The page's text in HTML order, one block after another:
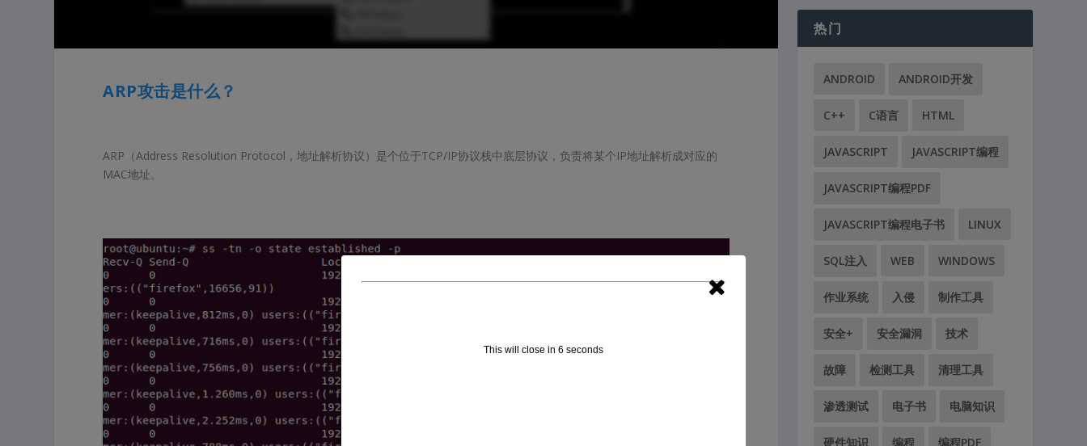
ARP攻击是什么？
ARP（Address Resolution Protocol，地址解析协议）是个位于TCP/IP协议栈中底层协议，负责将某个IP地址解析成对应的
MAC地址。
热门
ANDROID ANDROID开发
C++ C语言 HTML
JAVASCRIPT JAVASCRIPT编程
JAVASCRIPT编程PDF
JAVASCRIPT编程电子书 LINUX
SQL注入 WEB WINDOWS
作业系统 入侵 制作工具
安全+ 安全漏洞 技术
故障 检测工具 清理工具
渗透测试 电子书 电脑知识
硬件知识 编程 编程PDF
This will close in 6 seconds